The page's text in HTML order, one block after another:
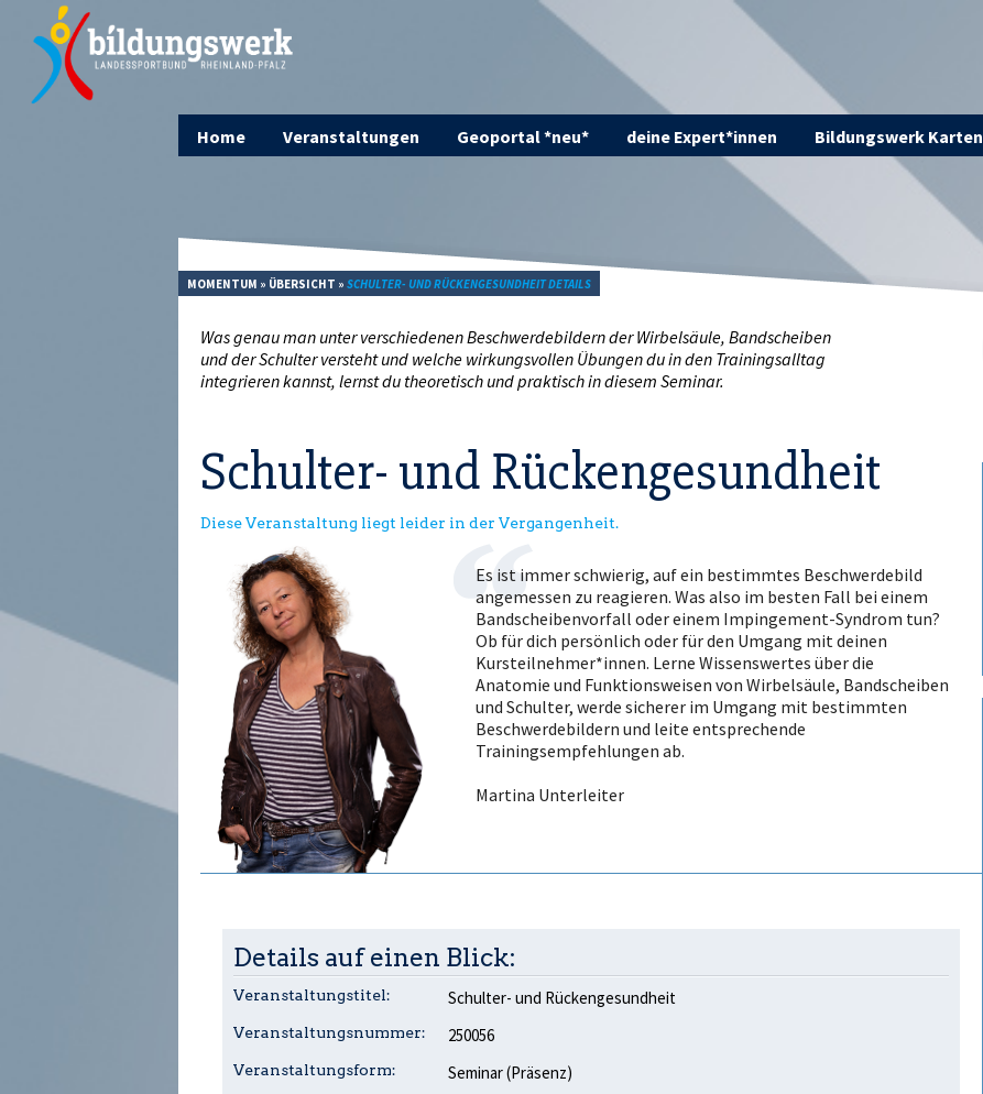
Home Veranstaltungen Geoportal *neu* deine Expert*innen Bildungswerk Karten
MOMENTUM » ÜBERSICHT » SCHULTER- UND RÜCKENGESUNDHEIT DETAILS
Was genau man unter verschiedenen Beschwerdebildern der Wirbelsäule, Bandscheiben
und der Schulter versteht und welche wirkungsvollen Übungen du in den Trainingsalltag
integrieren kannst, lernst du theoretisch und praktisch in diesem Seminar.
Schulter- und Rückengesundheit
Diese Veranstaltung liegt leider in der Vergangenheit.
Es ist immer schwierig, auf ein bestimmtes Beschwerdebild
angemessen zu reagieren. Was also im besten Fall bei einem
Bandscheibenvorfall oder einem Impingement-Syndrom tun?
Ob für dich persönlich oder für den Umgang mit deinen
Kursteilnehmer*innen. Lerne Wissenswertes über die
Anatomie und Funktionsweisen von Wirbelsäule, Bandscheiben
und Schulter, werde sicherer im Umgang mit bestimmten
Beschwerdebildern und leite entsprechende
Trainingsempfehlungen ab.
Martina Unterleiter
Details auf einen Blick:
Veranstaltungstitel: Schulter- und Rückengesundheit
Veranstaltungsnummer: 250056
Veranstaltungsform: Seminar (Präsenz)